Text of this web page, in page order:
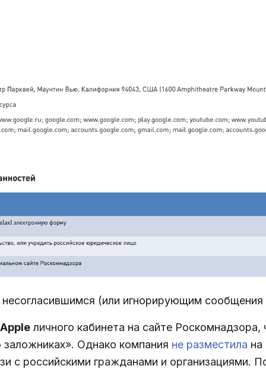
несогласившимся (или игнорирующим
Apple личного кабинета на сайте
заложниках». Однако компания не разместила на
с российскими гражданами и организациями.